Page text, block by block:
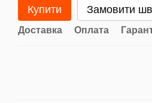
Купити Замовити
Доставка Оплата